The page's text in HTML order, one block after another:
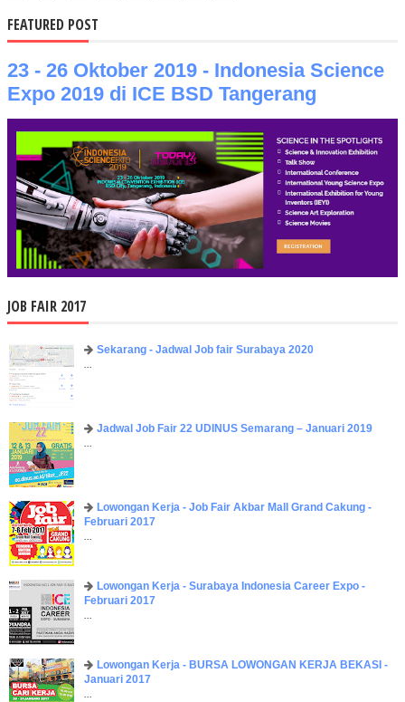
FEATURED POST
23 - 26 Oktober 2019 - Indonesia Science
Expo 2019 di ICE BSD Tangerang
JOB FAIR 2017
Sekarang - Jadwal Job fair Surabaya 2020
...
Jadwal Job Fair 22 UDINUS Semarang – Januari 2019
...
Lowongan Kerja - Job Fair ​Akbar ​Mall Grand Cakung -
Februari 2017
...
Lowongan Kerja - Surabaya Indonesia Career Expo -
Februari 2017
...
Lowongan Kerja - BURSA LOWONGAN KERJA BEKASI -
Januari 2017
...